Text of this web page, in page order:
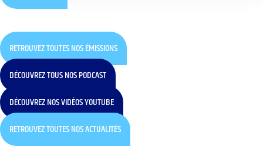
RETROUVEZ TOUTES NOS ÉMISSIONS
DÉCOUVREZ TOUS NOS PODCAST
DÉCOUVREZ NOS VIDÉOS YOUTUBE
RETROUVEZ TOUTES NOS ACTUALITÉS